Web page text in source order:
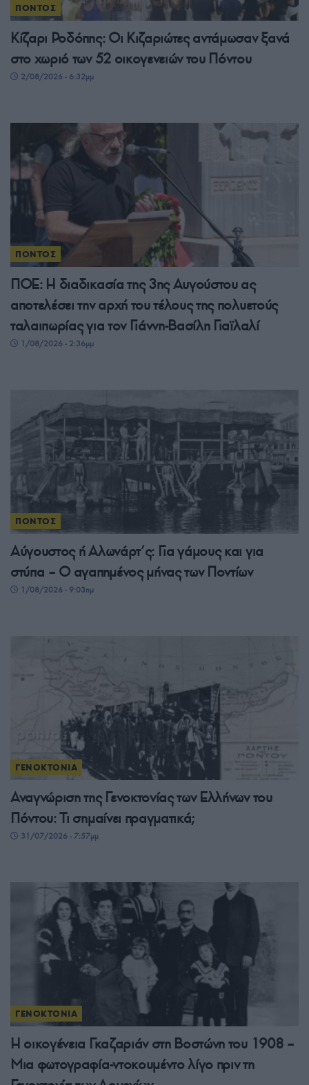
ΠΟΝΤΟΣ
Κίζαρι Ροδόπης: Οι Κιζαριώτες αντάμωσαν ξανά
στο χωριό των 52 οικογενειών του Πόντου
2/08/2026 - 6:32μμ
ΠΟΝΤΟΣ
ΠΟΕ: Η διαδικασία της 3ης Αυγούστου ας
αποτελέσει την αρχή του τέλους της πολυετούς
ταλαιπωρίας για τον Γιάννη-Βασίλη Γιαϊλαλί
1/08/2026 - 2:36μμ
ΠΟΝΤΟΣ
Αύγουστος ή Αλωνάρτ’ς: Για γάμους και για
στύπα – Ο αγαπημένος μήνας των Ποντίων
1/08/2026 - 9:03πμ
ΓΕΝΟΚΤΟΝΙΑ
Αναγνώριση της Γενοκτονίας των Ελλήνων του
Πόντου: Τι σημαίνει πραγματικά;
31/07/2026 - 7:57μμ
ΓΕΝΟΚΤΟΝΙΑ
Η οικογένεια Γκαζαριάν στη Βοστώνη του 1908 –
Μια φωτογραφία-ντοκουμέντο λίγο πριν τη